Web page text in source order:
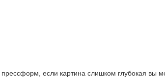
если картина слишком глубокая вы